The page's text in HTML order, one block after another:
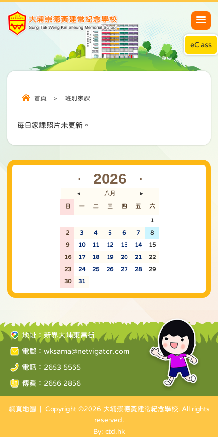
eClass
首頁 > 班別家課
每日家課照片未更新。
◄ 2026 ►
◄ 八月 ►
日 一 二 三 四 五 六
1
2 3 4 5 6 7 8
9 10 11 12 13 14 15
16 17 18 19 20 21 22
23 24 25 26 27 28 29
30 31
地址：新界大埔東昌街
電郵： wksama@netvigator.com
電話：2653 5565
傳真：2656 2856
網頁地圖 | Copyright ©2026 大埔崇德黃建常紀念學校. All rights
reserved.
By: ctd.hk